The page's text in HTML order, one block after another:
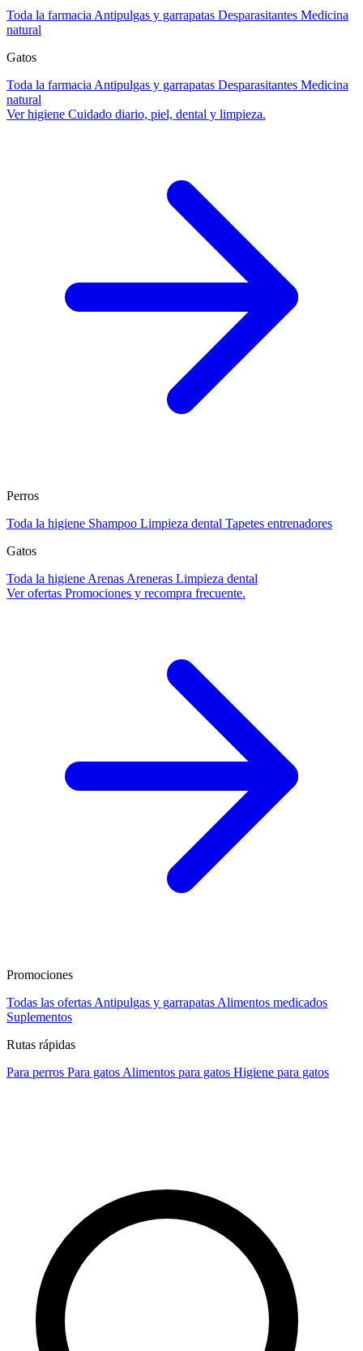
Toda la farmacia Antipulgas y garrapatas Desparasitantes Medicina
natural
Gatos
Toda la farmacia Antipulgas y garrapatas Desparasitantes Medicina
natural
Ver higiene Cuidado diario, piel, dental y limpieza.
Perros
Toda la higiene Shampoo Limpieza dental Tapetes entrenadores
Gatos
Toda la higiene Arenas Areneras Limpieza dental
Ver ofertas Promociones y recompra frecuente.
Promociones
Todas las ofertas Antipulgas y garrapatas Alimentos medicados
Suplementos
Rutas rápidas
Para perros Para gatos Alimentos para gatos Higiene para gatos